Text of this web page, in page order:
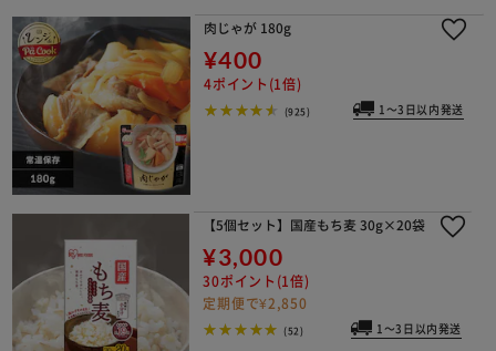
肉じゃが 180g
¥400
4ポイント(1倍)
(925) 1～3日以内発送
【5個セット】国産もち麦 30g×20袋
¥3,000
30ポイント(1倍)
定期便で¥2,850
(52) 1～3日以内発送